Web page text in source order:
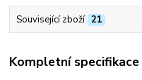
Související zboží 21
Kompletní specifikace